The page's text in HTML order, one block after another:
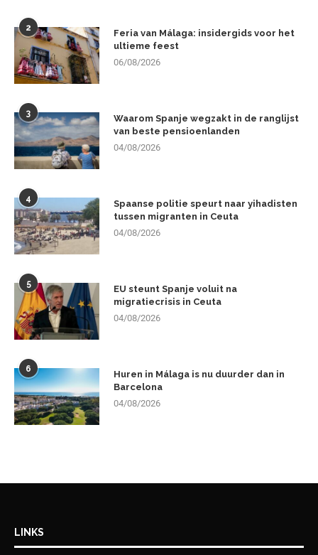
2
Feria van Málaga: insidergids voor het
ultieme feest
06/08/2026
3
Waarom Spanje wegzakt in de ranglijst
van beste pensioenlanden
04/08/2026
4
Spaanse politie speurt naar yihadisten
tussen migranten in Ceuta
04/08/2026
5
EU steunt Spanje voluit na
migratiecrisis in Ceuta
04/08/2026
6
Huren in Málaga is nu duurder dan in
Barcelona
04/08/2026
LINKS